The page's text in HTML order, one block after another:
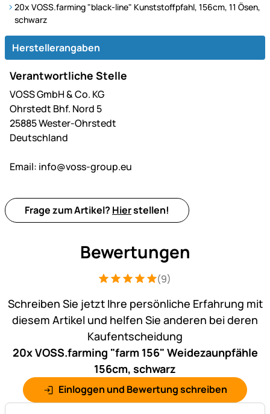
20x VOSS.farming "black-line" Kunststoffpfahl, 156cm, 11 Ösen,
schwarz
Herstellerangaben
Verantwortliche Stelle
VOSS GmbH & Co. KG
Ohrstedt Bhf. Nord 5
25885 Wester-Ohrstedt
Deutschland
Email: info@voss-group.eu
Frage zum Artikel? Hierstellen!
Bewertungen
Bewertung: 5 von 5 (9 Bewertungen)
9 Bewertungen
(9)
Schreiben Sie jetzt Ihre persönliche Erfahrung mit
diesem Artikel und helfen Sie anderen bei deren
Kaufentscheidung
20x VOSS.farming "farm 156" Weidezaunpfähle
156cm, schwarz
Einloggen und Bewertung schreiben